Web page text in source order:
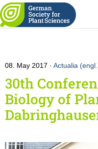
08. May 2017 Actualia
30th
Biology of